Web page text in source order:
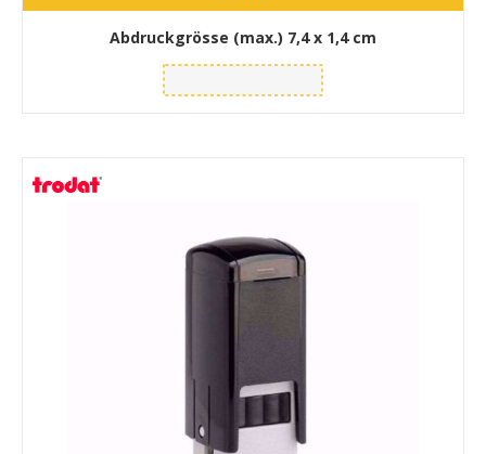
Abdruckgrösse (max.) 7,4 x 1,4 cm